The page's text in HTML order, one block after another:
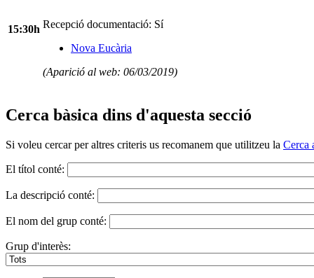
15:30h Recepció documentació: Sí
Nova Eucària
(Aparició al web: 06/03/2019)
Cerca bàsica dins d'aquesta secció
Si voleu cercar per altres criteris us recomanem que utilitzeu la Cerca
El títol conté:
La descripció conté:
El nom del grup conté:
Grup d'interès: